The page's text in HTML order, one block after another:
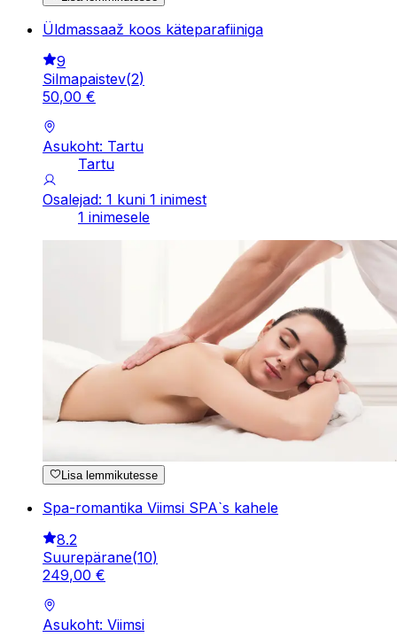
Üldmassaaž koos käteparafiiniga
9
Silmapaistev(2)
50,00 €
Asukoht: Tartu
Tartu
Osalejad: 1 kuni 1 inimest
1 inimesele
Lisa lemmikutesse
Spa-romantika Viimsi SPA`s kahele
8.2
Suurepärane(10)
249,00 €
Asukoht: Viimsi